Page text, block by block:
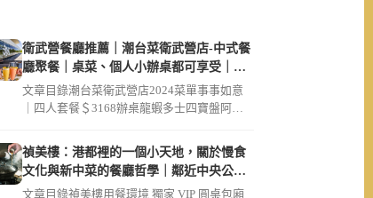
衛武營餐廳推薦｜潮台菜衛武營店-中式餐
廳聚餐｜桌菜、個人小辦桌都可享受｜破
菜姐妹店
文章目錄潮台菜衛武營店2024菜單事事如意
｜四人套餐＄3168辦桌龍蝦多士四寶盤阿公
禎美樓：港都裡的一個小天地，關於慢食
文化與新中菜的餐廳哲學｜鄰近中央公
園、大同醫院
文章目錄禎美樓用餐環境 獨家 VIP 圓桌包廂